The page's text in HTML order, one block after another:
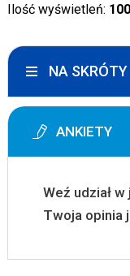
Ilość wyświetleń:
NA SKRÓTY
ANKIETY
Weź udział
Twoja opinia